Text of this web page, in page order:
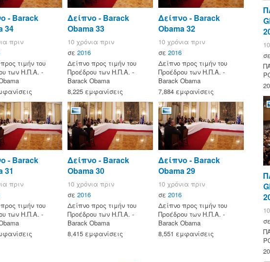
- Barack
34
πριν
τιμήν του
των Η.Π.Α. -
Δείπνο - Barack
Obama 33
10 χρόνια πριν
σε2016
Δείπνο προς τιμήν του
Προέδρου των Η.Π.Α. -
Barack Obama
8,225 εμφανίσεις
Δείπνο - Barack
Obama 32
10 χρόνια πριν
σε2016
Δείπνο προς τιμήν του
Προέδρου των Η.Π.Α. -
Barack Obama
7,884 εμφανίσεις
- Barack
31
πριν
τιμήν του
των Η.Π.Α. -
Δείπνο - Barack
Obama 30
10 χρόνια πριν
σε2016
Δείπνο προς τιμήν του
Προέδρου των Η.Π.Α. -
Barack Obama
8,415 εμφανίσεις
Δείπνο - Barack
Obama 29
10 χρόνια πριν
σε2016
Δείπνο προς τιμήν του
Προέδρου των Η.Π.Α. -
Barack Obama
8,551 εμφανίσεις
σε
σε